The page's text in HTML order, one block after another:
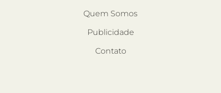
Quem Somos
Publicidade
Contato